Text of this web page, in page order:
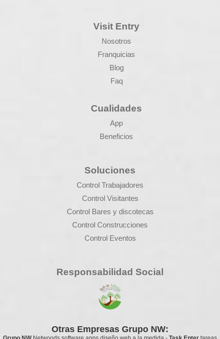
Visit Entry
Nosotros
Franquicias
Blog
Faq
Cualidades
App
Beneficios
Soluciones
Control Trabajadores
Control Visitantes
Control Bares y discotecas
Control Construcciones
Control Eventos
Responsabilidad Social
Otras Empresas Grupo NW: